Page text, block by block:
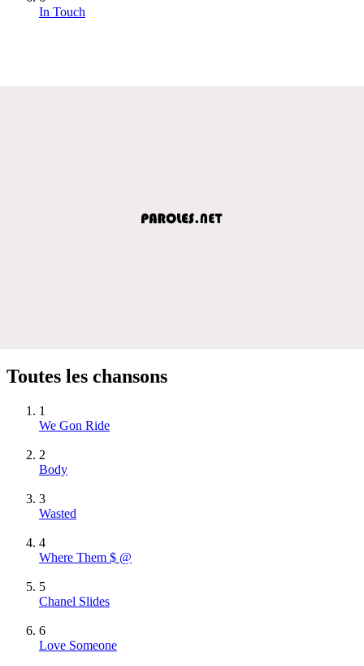
In Touch
Toutes les chansons
1
We Gon Ride
2
Body
3
Wasted
4
Where Them $ @
5
Chanel Slides
6
Love Someone